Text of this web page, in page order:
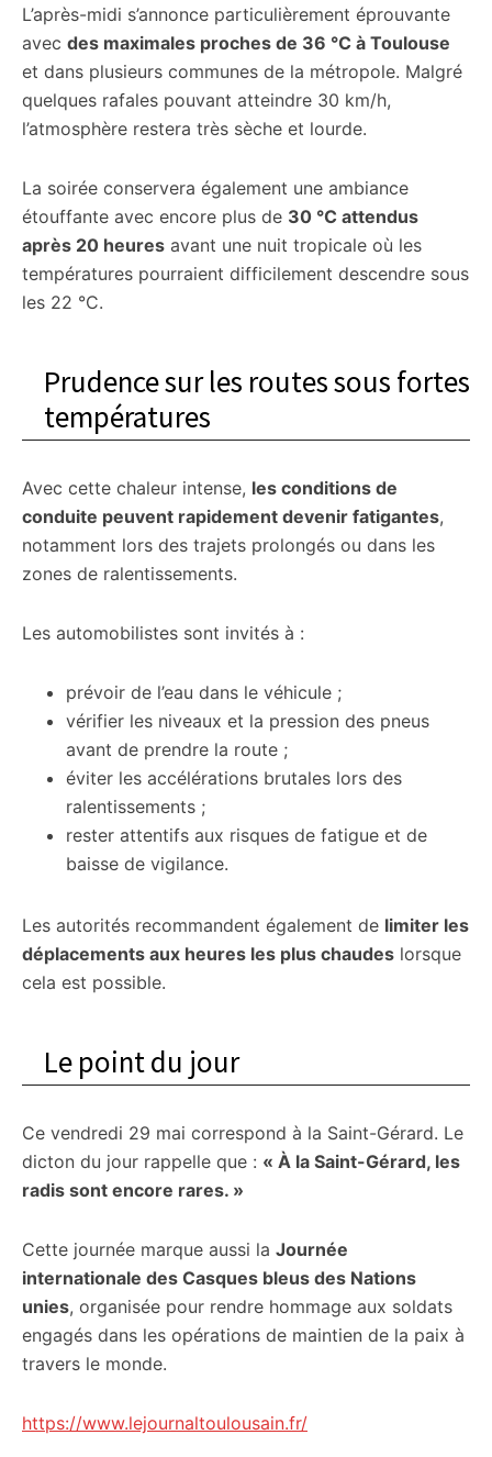
L’après-midi s’annonce particulièrement éprouvante
avec des maximales proches de 36 °C à Toulouse
et dans plusieurs communes de la métropole. Malgré
quelques rafales pouvant atteindre 30 km/h,
l’atmosphère restera très sèche et lourde.
La soirée conservera également une ambiance
étouffante avec encore plus de 30 °C attendus
après 20 heures avant une nuit tropicale où les
températures pourraient difficilement descendre sous
les 22 °C.
Prudence sur les routes sous fortes
températures
Avec cette chaleur intense, les conditions de
conduite peuvent rapidement devenir fatigantes,
notamment lors des trajets prolongés ou dans les
zones de ralentissements.
Les automobilistes sont invités à :
prévoir de l’eau dans le véhicule ;
vérifier les niveaux et la pression des pneus
avant de prendre la route ;
éviter les accélérations brutales lors des
ralentissements ;
rester attentifs aux risques de fatigue et de
baisse de vigilance.
Les autorités recommandent également de limiter les
déplacements aux heures les plus chaudes lorsque
cela est possible.
Le point du jour
Ce vendredi 29 mai correspond à la Saint-Gérard. Le
dicton du jour rappelle que : « À la Saint-Gérard, les
radis sont encore rares. »
Cette journée marque aussi la Journée
internationale des Casques bleus des Nations
unies, organisée pour rendre hommage aux soldats
engagés dans les opérations de maintien de la paix à
travers le monde.
https://www.lejournaltoulousain.fr/